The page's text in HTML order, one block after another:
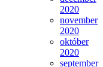
2020
november
2020
október
2020
september